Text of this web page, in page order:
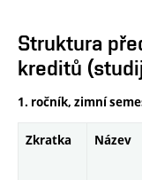
Struktura
kreditů
1. ročník, zimní
Zkratka Název